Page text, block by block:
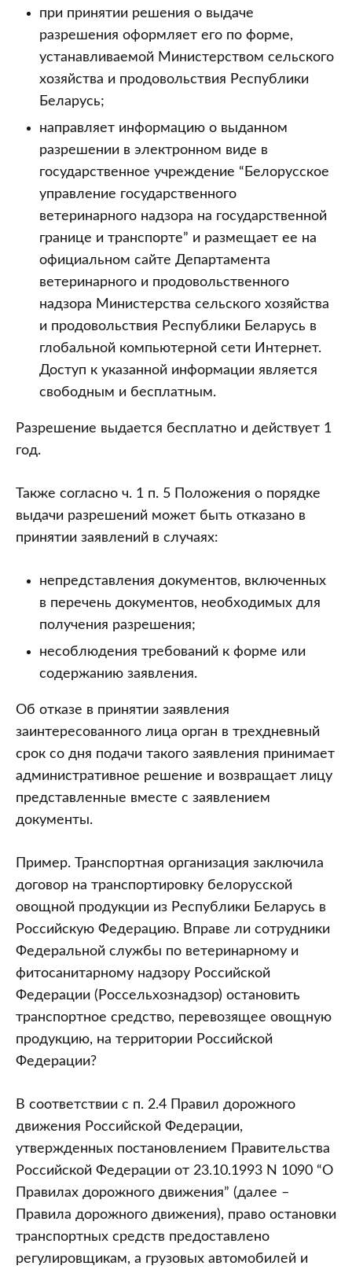
при принятии решения о выдаче
разрешения оформляет его по форме,
устанавливаемой Министерством сельского
хозяйства и продовольствия Республики
Беларусь;
направляет информацию о выданном
разрешении в электронном виде в
государственное учреждение “Белорусское
управление государственного
ветеринарного надзора на государственной
границе и транспорте” и размещает ее на
официальном сайте Департамента
ветеринарного и продовольственного
надзора Министерства сельского хозяйства
и продовольствия Республики Беларусь в
глобальной компьютерной сети Интернет.
Доступ к указанной информации является
свободным и бесплатным.
Разрешение выдается бесплатно и действует 1
год.
Также согласно ч. 1 п. 5 Положения о порядке
выдачи разрешений может быть отказано в
принятии заявлений в случаях:
непредставления документов, включенных
в перечень документов, необходимых для
получения разрешения;
несоблюдения требований к форме или
содержанию заявления.
Об отказе в принятии заявления
заинтересованного лица орган в трехдневный
срок со дня подачи такого заявления принимает
административное решение и возвращает лицу
представленные вместе с заявлением
документы.
Пример. Транспортная организация заключила
договор на транспортировку белорусской
овощной продукции из Республики Беларусь в
Российскую Федерацию. Вправе ли сотрудники
Федеральной службы по ветеринарному и
фитосанитарному надзору Российской
Федерации (Россельхознадзор) остановить
транспортное средство, перевозящее овощную
продукцию, на территории Российской
Федерации?
В соответствии с п. 2.4 Правил дорожного
движения Российской Федерации,
утвержденных постановлением Правительства
Российской Федерации от 23.10.1993 N 1090 “О
Правилах дорожного движения” (далее –
Правила дорожного движения), право остановки
транспортных средств предоставлено
регулировщикам, а грузовых автомобилей и